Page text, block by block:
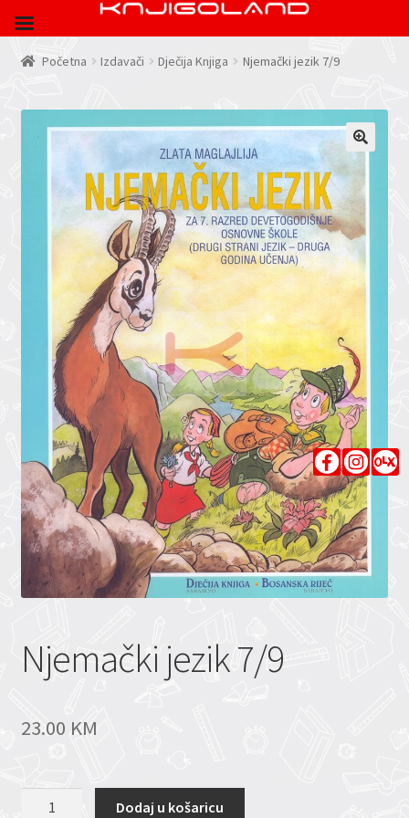
Početna Izdavači Dječija Knjiga Njemački jezik 7/9
Njemački jezik 7/9
23.00 KM
Dodaj u košaricu